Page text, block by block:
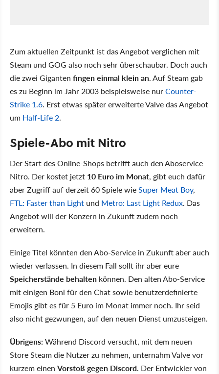
Zum aktuellen Zeitpunkt ist das Angebot verglichen mit
Steam und GOG also noch sehr überschaubar. Doch auch
die zwei Giganten fingen einmal klein an. Auf Steam gab
es zu Beginn im Jahr 2003 beispielsweise nurCounter-
Strike 1.6. Erst etwas später erweiterte Valve das Angebot
um Half-Life 2.
Spiele-Abo mit Nitro
Der Start des Online-Shops betrifft auch den Aboservice
Nitro. Der kostet jetzt 10 Euro im Monat, gibt euch dafür
aber Zugriff auf derzeit 60 Spiele wieSuper Meat Boy,
FTL: Faster than Light und Metro: Last Light Redux. Das
Angebot will der Konzern in Zukunft zudem noch
erweitern.
Einige Titel könnten den Abo-Service in Zukunft aber auch
wieder verlassen. In diesem Fall sollt ihr aber eure
Speicherstände behalten können. Den alten Abo-Service
mit einigen Boni für den Chat sowie benutzerdefinierte
Emojis gibt es für 5 Euro im Monat immer noch. Ihr seid
also nicht gezwungen, auf den neuen Dienst umzusteigen.
Übrigens:Während Discord versucht, mit dem neuen
Store Steam die Nutzer zu nehmen, unternahm Valve vor
kurzem einen Vorstoß gegen Discord. Der Entwickler von